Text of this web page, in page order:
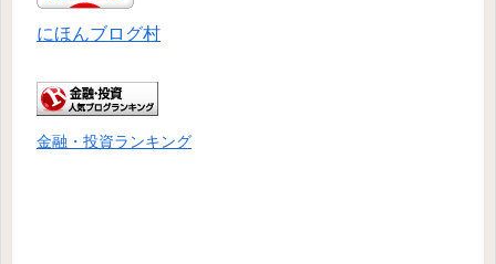
にほんブログ村
金融・投資ランキング